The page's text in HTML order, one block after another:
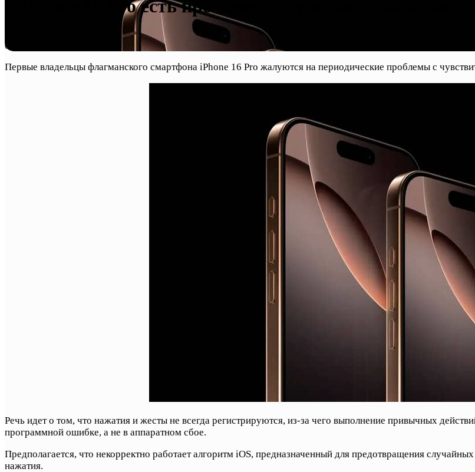
У iPhone 16 Pro есть проблемы с чувствительностью
0
Первые владельцы флагманского смартфона iPhone 16 Pro жалуются на периодические проблемы с
Речь идет о том, что нажатия и жесты не всегда регистрируются, из-за чего выполнение привычных
программной ошибке, а не в аппаратном сбое.
Предполагается, что некорректно работает алгоритм iOS, предназначенный для предотвращения
нажатия.